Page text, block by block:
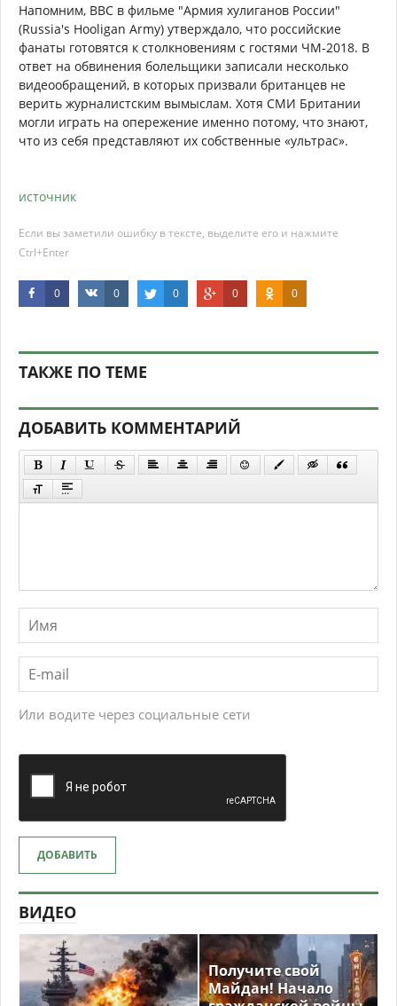
Напомним, ВВС в фильме "Армия хулиганов России"
(Russia's Hooligan Army) утверждало, что российские
фанаты готовятся к столкновениям с гостями ЧМ-2018. В
ответ на обвинения болельщики записали несколько
видеообращений, в которых призвали британцев не
верить журналистским вымыслам. Хотя СМИ Британии
могли играть на опережение именно потому, что знают,
что из себя представляют их собственные «ультрас».
источник
Если вы заметили ошибку в тексте, выделите его и нажмите
Ctrl+Enter
0 0 0 0 0
ТАКЖЕ ПО ТЕМЕ
ДОБАВИТЬ КОММЕНТАРИЙ
Или водите через социальные сети
ДОБАВИТЬ
ВИДЕО
Получите свой
Майдан! Начало